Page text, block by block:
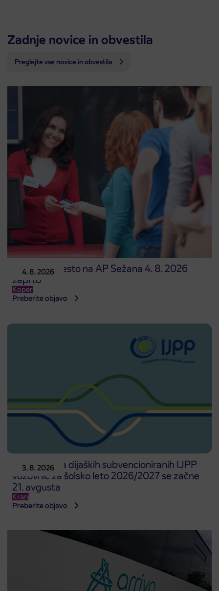
Zadnje novice in obvestila
Preglejte vse novice in obvestila
4. 8. 2026
Prodajno mesto na AP Sežana 4. 8. 2026
zaprto
Koper
Preberite objavo
3. 8. 2026
Predprodaja dijaških subvencioniranih IJPP
vozovnic za šolsko leto 2026/2027 se začne
21. avgusta
Kranj
Preberite objavo